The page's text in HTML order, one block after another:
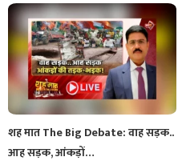
शह मात The Big Debate: वाह सड़क..
आह सड़क, आंकड़ों…